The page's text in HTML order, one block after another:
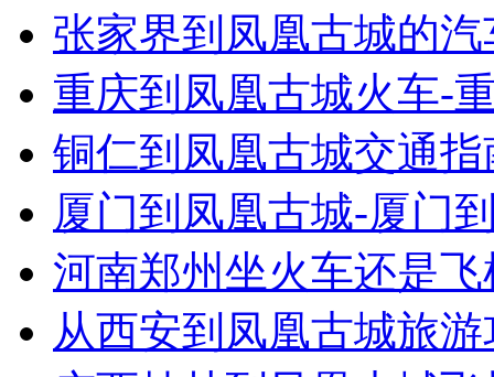
张家界到凤凰古城的
重庆到凤凰古城火车-
铜仁到凤凰古城交通指
厦门到凤凰古城-厦门
河南郑州坐火车还是
从西安到凤凰古城旅